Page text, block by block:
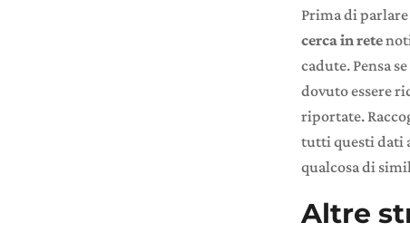
Prima di
cerca in rete
cadute. Pensa
dovuto essere
riportate.
tutti questi dati
qualcosa di
Altre